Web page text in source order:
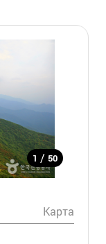
1 / 50
Карта